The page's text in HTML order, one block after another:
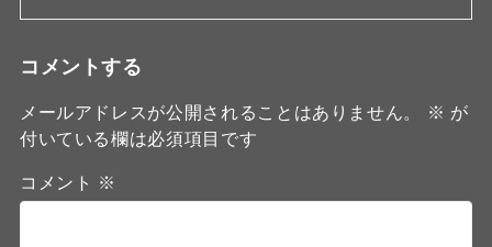
コメントする
メールアドレスが公開されることはありません。 ※ が
付いている欄は必須項目です
コメント ※